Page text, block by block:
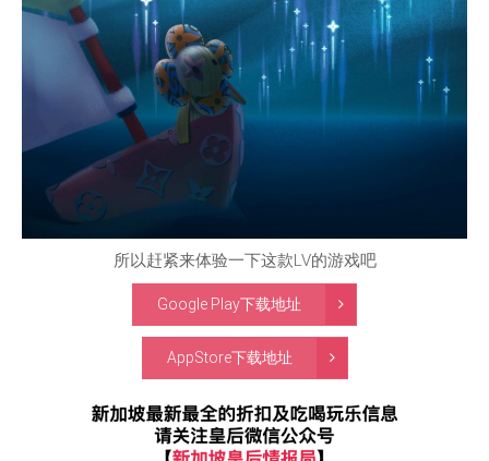
所以赶紧来体验一下这款LV的游戏吧
Google Play下载地址
AppStore下载地址